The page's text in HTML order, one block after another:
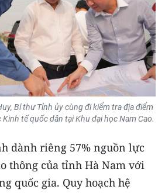
Bí thư Tỉnh ủy cùng đi kiểm tra địa điểm
tế quốc dân tại Khu đại học Nam Cao.
dành riêng 57% nguồn lực
thông của tỉnh Hà Nam với
quốc gia. Quy hoạch hệ